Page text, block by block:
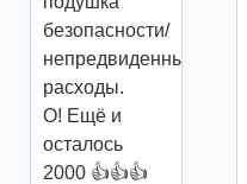
безопасности/
непредвиденные
расходы.
О! Ещё и
осталось
2000 👍👍👍